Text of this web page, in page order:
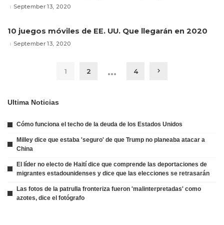
September 13, 2020
10 juegos móviles de EE. UU. Que llegarán en 2020
September 13, 2020
1 2 … 4
Ultima Noticias
Cómo funciona el techo de la deuda de los Estados Unidos
Milley dice que estaba 'seguro' de que Trump no planeaba atacar a
China
El líder no electo de Haití dice que comprende las deportaciones de
migrantes estadounidenses y dice que las elecciones se retrasarán
Las fotos de la patrulla fronteriza fueron 'malinterpretadas' como
azotes, dice el fotógrafo